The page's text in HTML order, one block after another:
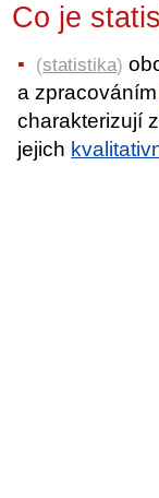
Co je
(statistika)
a zpracováním
charakterizují
jejich